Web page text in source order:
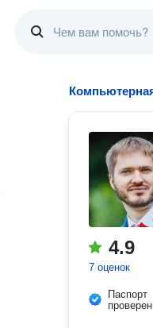
4.9
7 оценок
Паспорт
проверен